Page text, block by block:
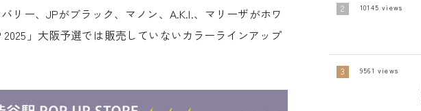
リー、JPがブラック、マノン、A.K.I.、マリーザがホワ
」大阪予選では販売していないカラーラインアップ
10145 views
9561 views